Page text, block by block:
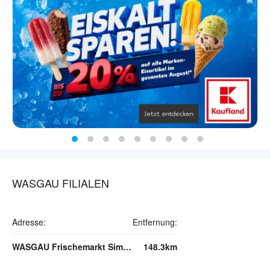
WASGAU FILIALEN
Adresse: Entfernung:
WASGAU Frischemarkt Simmern 148.3km